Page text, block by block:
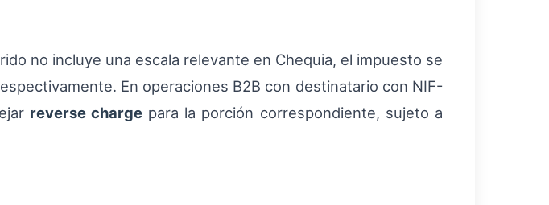
no incluye una escala relevante en Chequia, el impuesto se
En operaciones B2B con destinatario con NIF-
reverse chargepara la porción correspondiente, sujeto a